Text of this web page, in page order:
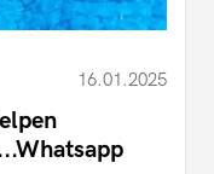
16.01.2025